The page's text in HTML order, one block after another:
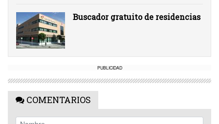
Buscador gratuito de residencias
PUBLICIDAD
COMENTARIOS